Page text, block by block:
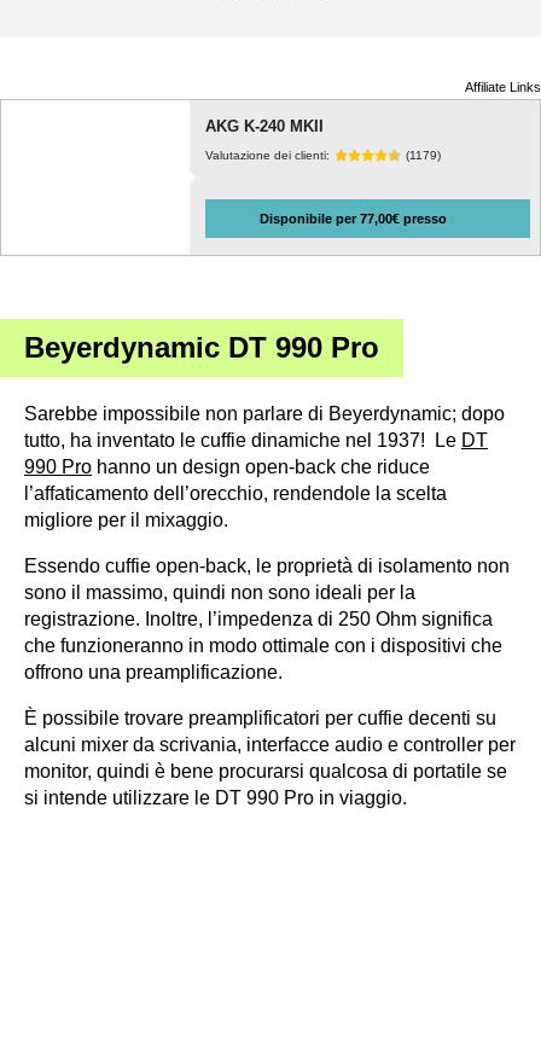
Affiliate Links
AKG K-240 MKII
Valutazione dei clienti: (1179)
Disponibile per 77,00€ presso
Beyerdynamic DT 990 Pro
Sarebbe impossibile non parlare di Beyerdynamic; dopo
tutto, ha inventato le cuffie dinamiche nel 1937! Le DT
990 Pro hanno un design open-back che riduce
l’affaticamento dell’orecchio, rendendole la scelta
migliore per il mixaggio.
Essendo cuffie open-back, le proprietà di isolamento non
sono il massimo, quindi non sono ideali per la
registrazione. Inoltre, l’impedenza di 250 Ohm significa
che funzioneranno in modo ottimale con i dispositivi che
offrono una preamplificazione.
È possibile trovare preamplificatori per cuffie decenti su
alcuni mixer da scrivania, interfacce audio e controller per
monitor, quindi è bene procurarsi qualcosa di portatile se
si intende utilizzare le DT 990 Pro in viaggio.